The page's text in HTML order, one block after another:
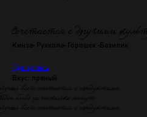
Сочетается с другими
Кинза• Руккола• Горошек •Базилик
Где купить
Вкус: пряный
Лучше всего сочетается с продуктами
Лучше всего сочетается с продуктами